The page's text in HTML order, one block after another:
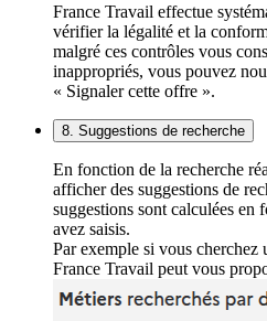
France Travail effectue
vérifier la légalité et la
malgré ces contrôles vous
inappropriés, vous pouvez
« Signaler cette offre ».
8. Suggestions de recherche
En fonction de la recherche
afficher des suggestions de
suggestions sont calculées en
avez saisis.
Par exemple si vous
France Travail peut vous